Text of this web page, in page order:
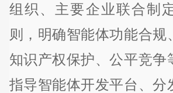
组织、主要企业联合制
则，明确智能体功能合规
知识产权保护、公平竞争
指导智能体开发平台、分